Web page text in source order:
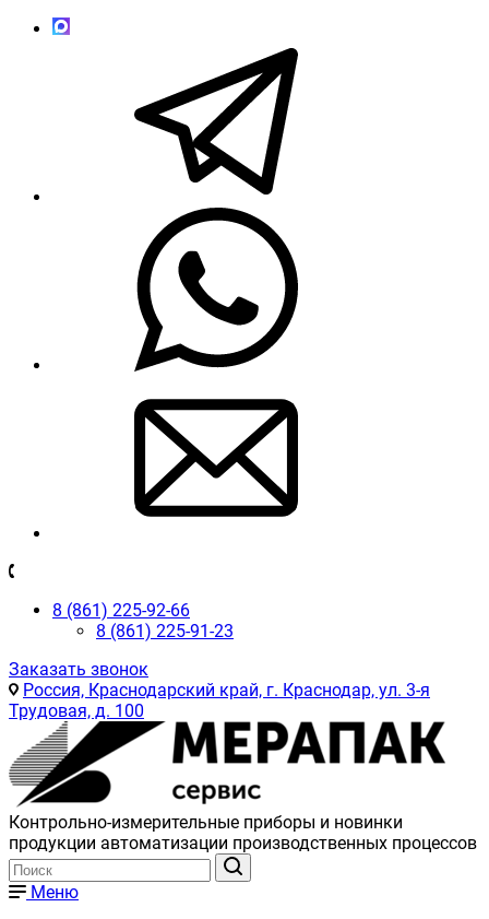
8 (861) 225-92-66
8 (861) 225-91-23
Заказать звонок
Россия, Краснодарский край, г. Краснодар, ул. 3-я
Трудовая, д. 100
Контрольно-измерительные приборы и новинки
продукции автоматизации производственных процессов
Меню